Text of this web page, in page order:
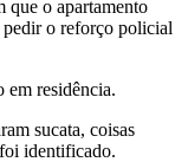
que o apartamento
o reforço policial
em residência.
sucata, coisas
identificado.